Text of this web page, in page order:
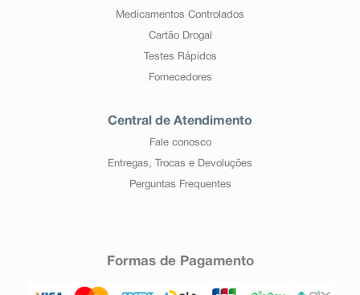
Medicamentos Controlados
Cartão Drogal
Testes Rápidos
Fornecedores
Central de Atendimento
Fale conosco
Entregas, Trocas e Devoluções
Perguntas Frequentes
Formas de Pagamento